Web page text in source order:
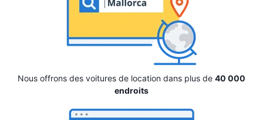
Nous offrons des voitures de location dans plus de 40 000
endroits